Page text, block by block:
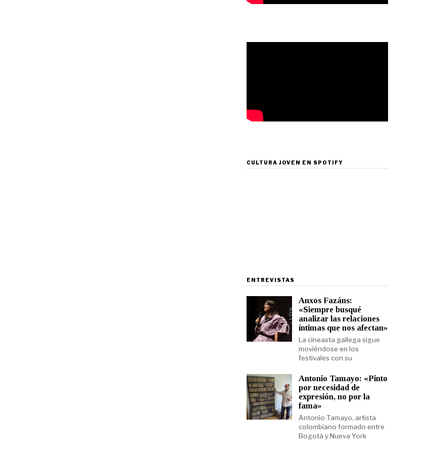
CULTURA JOVEN EN SPOTIFY
ENTREVISTAS
Anxos Fazáns:
«Siempre busqué
analizar las relaciones
íntimas que nos afectan»
La cineasta gallega sigue
moviéndose en los
festivales con su
Antonio Tamayo: «Pinto
por necesidad de
expresión, no por la
fama»
Antonio Tamayo, artista
colombiano formado entre
Bogotá y Nueva York